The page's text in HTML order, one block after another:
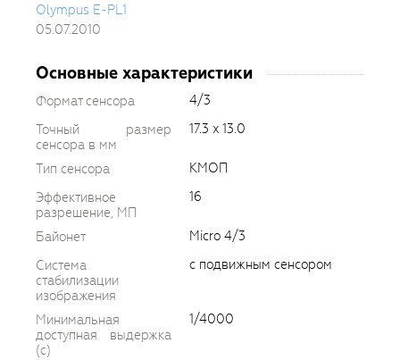
Olympus E-PL1
05.07.2010
Основные характеристики
Формат сенсора
4/3
Точный размер
сенсора в мм
17.3 x 13.0
Тип сенсора
КМОП
Эффективное
разрешение, МП
16
Байонет
Micro 4/3
Система
стабилизации
изображения
с подвижным сенсором
Минимальная
доступная выдержка
(c)
1/4000